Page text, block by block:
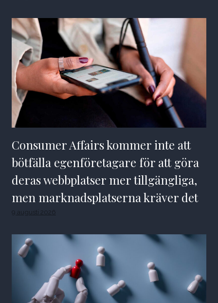
Consumer Affairs kommer inte att
bötfälla egenföretagare för att göra
deras webbplatser mer tillgängliga,
men marknadsplatserna kräver det
9 augusti 2026